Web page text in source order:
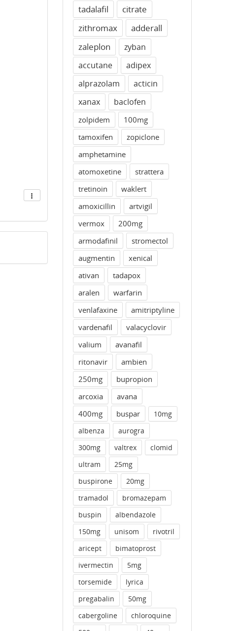
tadalafil
citrate
zithromax
adderall
zaleplon
zyban
accutane
adipex
alprazolam
acticin
xanax
baclofen
zolpidem
100mg
tamoxifen
zopiclone
amphetamine
atomoxetine
strattera
tretinoin
waklert
amoxicillin
artvigil
vermox
200mg
armodafinil
stromectol
augmentin
xenical
ativan
tadapox
aralen
warfarin
venlafaxine
amitriptyline
vardenafil
valacyclovir
valium
avanafil
ritonavir
ambien
250mg
bupropion
arcoxia
avana
400mg
buspar
10mg
albenza
aurogra
300mg
valtrex
clomid
ultram
25mg
buspirone
20mg
tramadol
bromazepam
buspin
albendazole
150mg
unisom
rivotril
aricept
bimatoprost
ivermectin
5mg
torsemide
lyrica
pregabalin
50mg
cabergoline
chloroquine